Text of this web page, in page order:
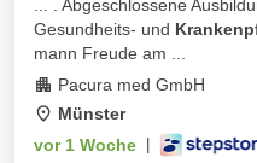
... . Abgeschlossene
Gesundheits- und
mann Freude am ...
Pacura med GmbH
Münster
vor 1 Woche